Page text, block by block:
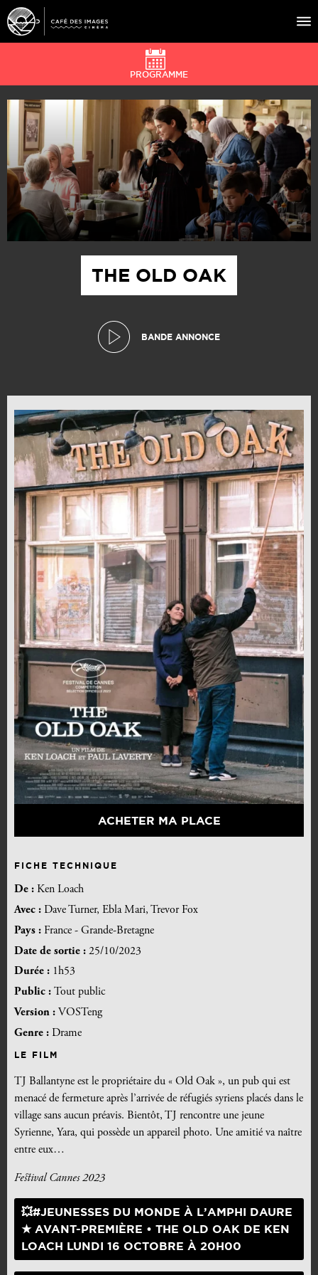
À L’AFFICHE
ÉVÉNEMENTS
CAFÉ DU CINÉ
PRATIQUE
ÉDUCATION AUX IMAGES
THE OLD OAK
BANDE ANNONCE
ACHETER MA PLACE
FICHE TECHNIQUE
De : Ken Loach
Avec : Dave Turner, Ebla Mari, Trevor Fox
Pays : France - Grande-Bretagne
Date de sortie : 25/10/2023
Durée : 1h53
Public : Tout public
Version : VOSTeng
Genre : Drame
LE FILM
TJ Ballantyne est le propriétaire du « Old Oak », un pub qui est
menacé de fermeture après l’arrivée de réfugiés syriens placés dans le
village sans aucun préavis. Bientôt, TJ rencontre une jeune
Syrienne, Yara, qui possède un appareil photo. Une amitié va naître
entre eux…
Festival Cannes 2023
💥#JEUNESSES DU MONDE À L’AMPHI DAURE
★ AVANT-PREMIÈRE • THE OLD OAK DE KEN
LOACH LUNDI 16 OCTOBRE À 20H00
PROGRAMME